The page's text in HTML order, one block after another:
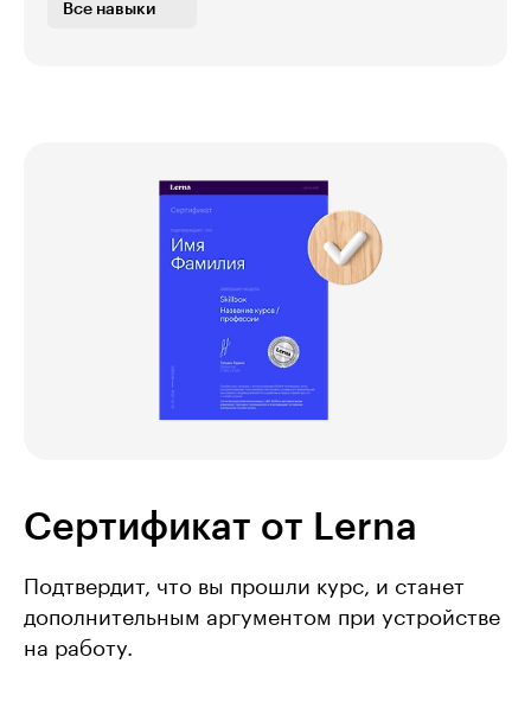
Разработка внутриигровых систем:
Все навыки
Сертификат от Lerna
Подтвердит, что вы прошли курс, и станет
дополнительным аргументом при устройстве
на работу.